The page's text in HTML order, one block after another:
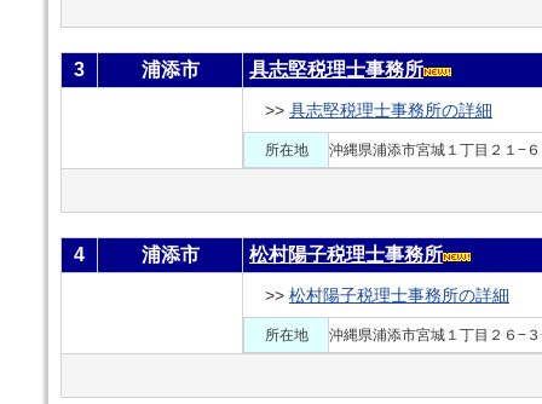
3 浦添市 具志堅税理士事務所
>> 具志堅税理士事務所の詳細
所在地 沖縄県浦添市宮城１丁目２１−６
4 浦添市 松村陽子税理士事務所
>> 松村陽子税理士事務所の詳細
所在地 沖縄県浦添市宮城１丁目２６−